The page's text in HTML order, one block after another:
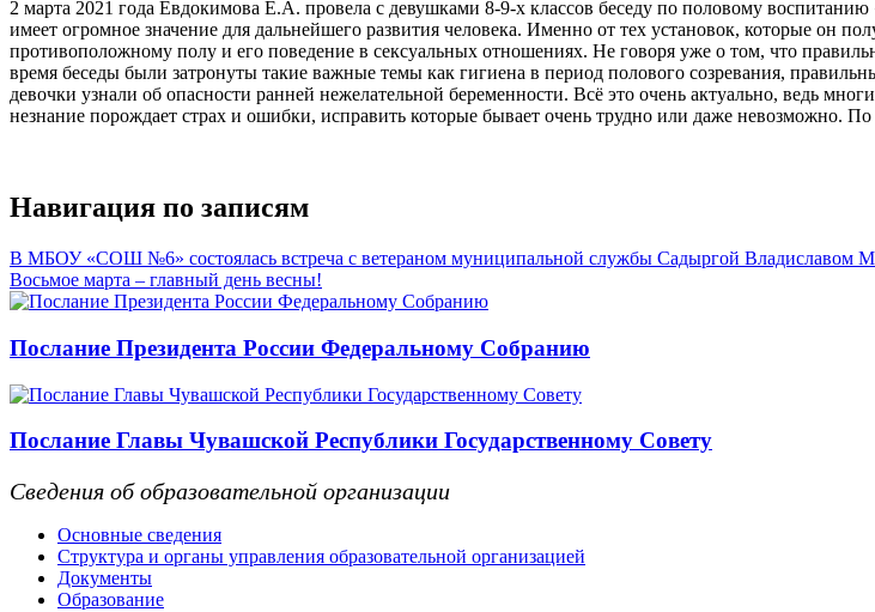
2 марта 2021 года Евдокимова Е.А. провела с девушками 8-9-х классов беседу по половому
имеет огромное значение для дальнейшего развития человека. Именно от тех установок, которые он
противоположному полу и его поведение в сексуальных отношениях. Не говоря уже о том, что
время беседы были затронуты такие важные темы как гигиена в период полового созревания,
девочки узнали об опасности ранней нежелательной беременности. Всё это очень актуально, ведь
незнание порождает страх и ошибки, исправить которые бывает очень трудно или даже невозможно.
Навигация по записям
В МБОУ «СОШ №6» состоялась встреча с ветераном муниципальной службы Садыргой Владиславом
Восьмое марта – главный день весны!
Послание Президента России Федеральному Собранию
Послание Главы Чувашской Республики Государственному Совету
Сведения об образовательной организации
Основные сведения
Структура и органы управления образовательной организацией
Документы
Образование